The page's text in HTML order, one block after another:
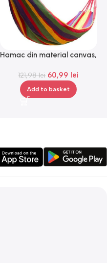
Hamac din material canvas,
121,98lei 60,99 lei
Add to basket